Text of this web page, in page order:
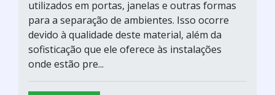
utilizados em portas, janelas e outras formas
para a separação de ambientes. Isso ocorre
devido à qualidade deste material, além da
sofisticação que ele oferece às instalações
onde estão pre...